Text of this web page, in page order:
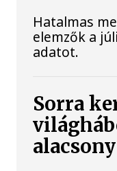
Hatalmas
elemzők a
adatot.
Sorra